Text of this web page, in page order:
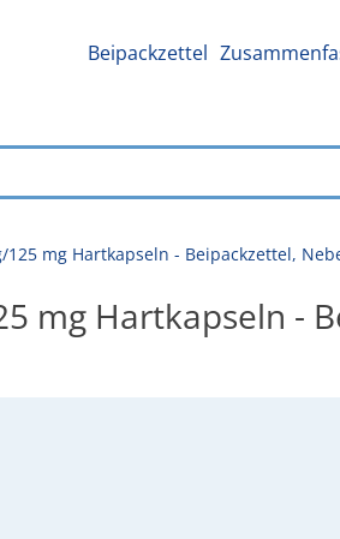
Beipackzettel
mg Hartkapseln - Beipackzettel,
mg Hartkapseln -